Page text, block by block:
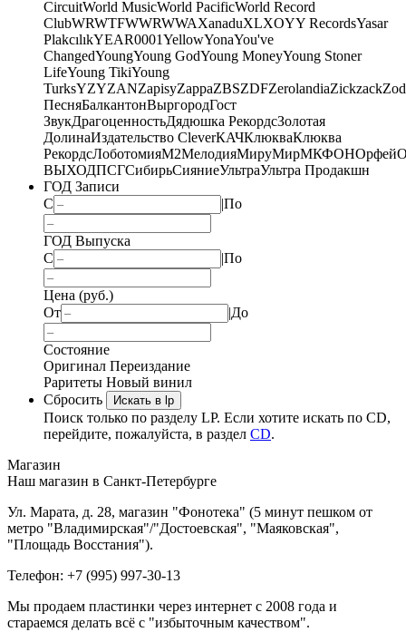
CircuitWorld MusicWorld PacificWorld Record
ClubWRWTFWWRWWAXanaduXLXOYY RecordsYasar
PlakcılıkYEAR0001YellowYonaYou've
ChangedYoungYoung GodYoung MoneyYoung Stoner
LifeYoung TikiYoung
TurksYZYZANZapisyZappaZBSZDFZerolandiaZickzack
ПесняБалкантонВыргородГост
ЗвукДрагоценностьДядюшка РекордсЗолотая
ДолинаИздательство CleverКАЧКлюкваКлюква
РекордсЛоботомияМ2МелодияМируМирМКФОНОрфей
ВЫХОДПСГСибирьСияниеУльтраУльтра Продакшн
ГОД Записи
С
|По
ГОД Выпуска
С
|По
Цена (руб.)
От
|До
Состояние
Оригинал Переиздание
Раритеты Новый винил
Сбросить
Искать в lp
Поиск только по разделу LP. Если хотите искать по CD,
перейдите, пожалуйста, в раздел CD.
Магазин
Наш магазин в Санкт-Петербурге
Ул. Марата, д. 28, магазин "Фонотека" (5 минут пешком от
метро "Владимирская"/"Достоевская", "Маяковская",
"Площадь Восстания").
Телефон: +7 (995) 997-30-13
Мы продаем пластинки через интернет c 2008 года и
стараемся делать всё с "избыточным качеством".